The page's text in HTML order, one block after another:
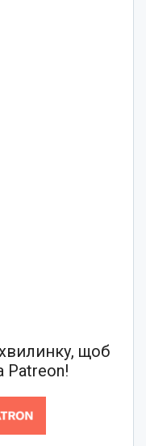
щоб
Patreon!